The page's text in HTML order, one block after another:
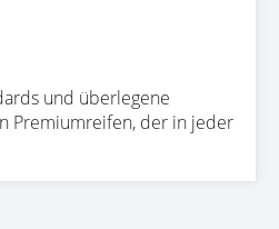
und überlegene
Premiumreifen, der in jeder